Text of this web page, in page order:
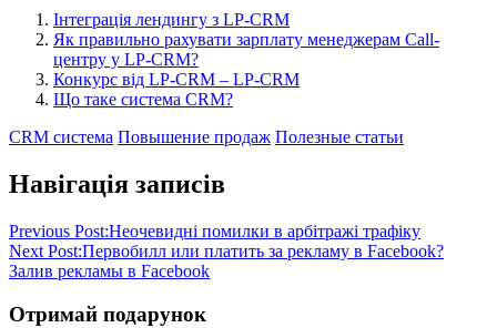
Інтеграція лендингу з LP-CRM
Як правильно рахувати зарплату менеджерам Call-
центру у LP-CRM?
Конкурс від LP-CRM – LP-CRM
Що таке система CRM?
CRM система Повышение продаж Полезные статьи
Навігація записів
Previous Post:Неочевидні помилки в арбітражі трафіку
Next Post:Первобилл или платить за рекламу в Facebook?
Залив рекламы в Facebook
Отримай подарунок